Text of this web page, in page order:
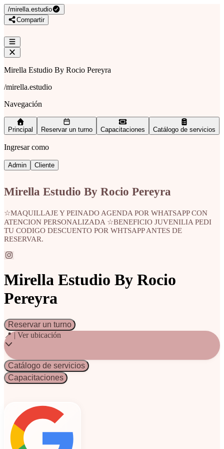
/mirella.estudio
Compartir
Mirella Estudio By Rocio Pereyra
/mirella.estudio
Navegación
Principal Reservar un turno Capacitaciones Catálogo de servicios
Ingresar como
Admin Cliente
Mirella Estudio By Rocio Pereyra
☆MAQUILLAJE Y PEINADO AGENDA POR WHATSAPP CON
ATENCION PERSONALIZADA ☆BENEFICIO JUVENILIA PEDI
TU CODIGO DESCUENTO POR WHTSAPP ANTES DE
RESERVAR.
Mirella Estudio By Rocio
Pereyra
Reservar un turno
📍 | Ver ubicación
Catálogo de servicios
Capacitaciones